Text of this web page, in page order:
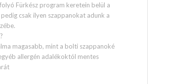
Fürkész program keretein belül a
pedig csak ilyen szappanokat adunk a
magasabb, mint a bolti szappanoké
allergén adalékoktól mentes